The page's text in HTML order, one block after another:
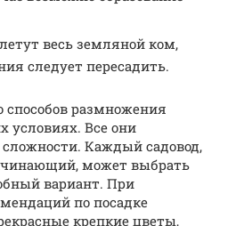
весь земляной ком,
следует пересадить.
способов размножения
условиях. Все они
Каждый садовод,
может выбрать
вариант. При
по посадке
крепкие цветы,